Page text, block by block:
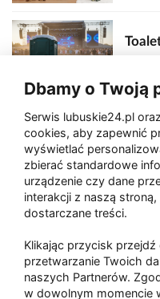
Paliwa
Dbamy o Twoją
Serwis lubuskie24.pl
cookies, aby zapewnić
wyświetlać
zbierać standardowe
urządzenie czy dane
interakcji z naszą
dostarczane treści.
Klikając przycisk
przetwarzanie Twoich
naszych Partnerów.
w dowolnym momencie